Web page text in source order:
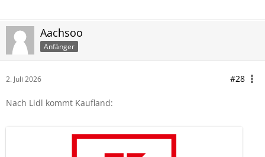
Aachsoo
Anfänger
2. Juli 2026 #28
Nach Lidl kommt Kaufland: